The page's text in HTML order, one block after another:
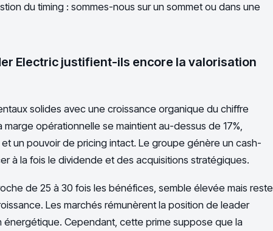
du timing : sommes-nous sur un sommet ou dans une
Electric justifient-ils encore la valorisation
solides avec une croissance organique du chiffre
marge opérationnelle se maintient au-dessus de 17%,
un pouvoir de pricing intact. Le groupe génère un cash-
à la fois le dividende et des acquisitions stratégiques.
de 25 à 30 fois les bénéfices, semble élevée mais reste
Les marchés rémunèrent la position de leader
énergétique. Cependant, cette prime suppose que la